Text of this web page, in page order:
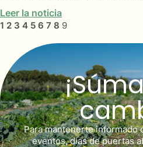
Leer la noticia
1 2 3 4 5 6 7 8 9
Para mantenerte informado
eventos, días de puertas